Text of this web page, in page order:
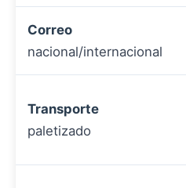
Correo
nacional/internacional
Transporte
paletizado